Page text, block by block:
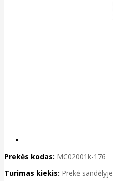
Prekės kodas: MC02001k-176
Turimas kiekis: Prekė sandėlyje